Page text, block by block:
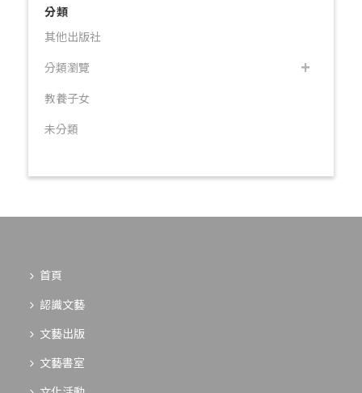
分類
其他出版社
分類瀏覽
教養子女
未分類
首頁
認識文藝
文藝出版
文藝書室